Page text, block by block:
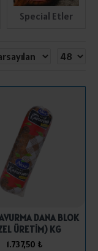
Sucuklar
DANA BLOK
ÜRETİM) KG
1.737,50 ₺